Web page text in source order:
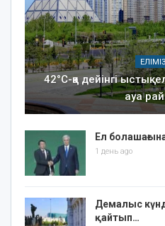
42°C-қа дейінгі ыстық:
ауа
Ел
1 день ago
Демалыс
қайтып…